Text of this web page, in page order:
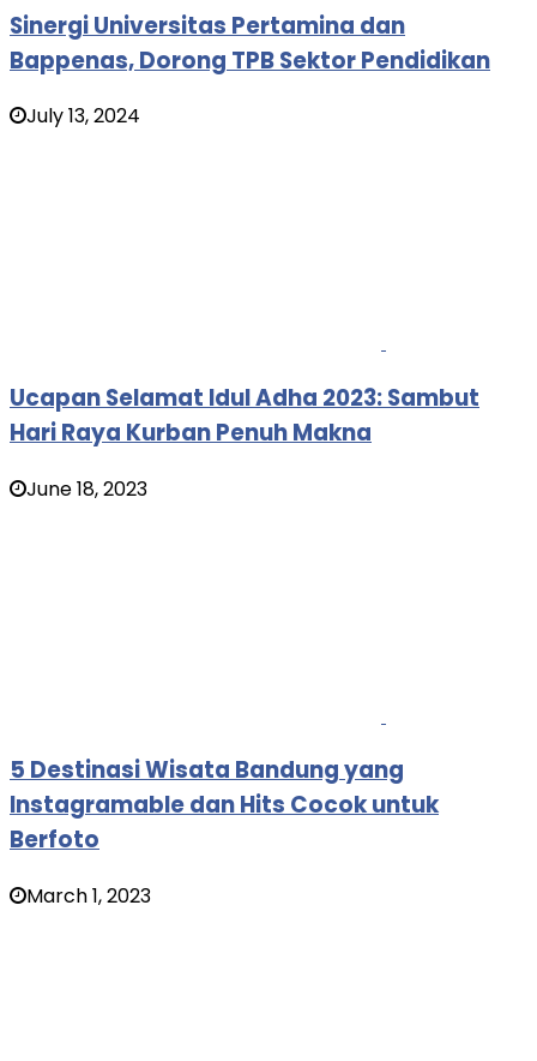
Sinergi Universitas Pertamina dan
Bappenas, Dorong TPB Sektor Pendidikan
July 13, 2024
Ucapan Selamat Idul Adha 2023: Sambut
Hari Raya Kurban Penuh Makna
June 18, 2023
5 Destinasi Wisata Bandung yang
Instagramable dan Hits Cocok untuk
Berfoto
March 1, 2023